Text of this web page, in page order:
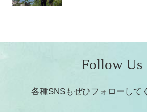
Follow Us
各種SNSもぜひフォローして